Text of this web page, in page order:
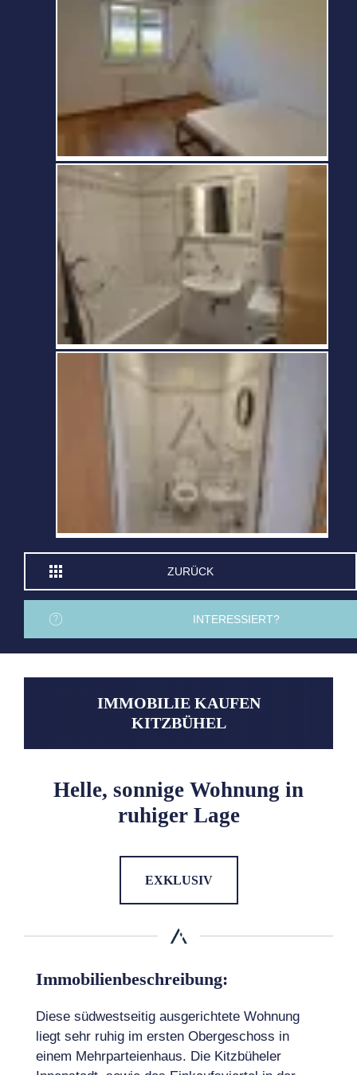
ZURÜCK
INTERESSIERT?
IMMOBILIE KAUFEN
KITZBÜHEL
Helle, sonnige Wohnung in
ruhiger Lage
EXKLUSIV
Immobilienbeschreibung:
Diese südwestseitig ausgerichtete Wohnung
liegt sehr ruhig im ersten Obergeschoss in
einem Mehrparteienhaus. Die Kitzbüheler